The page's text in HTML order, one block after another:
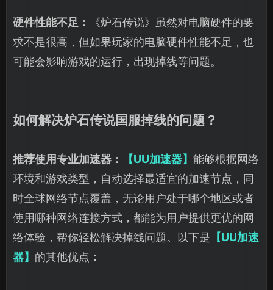
硬件性能不足：
《炉石传说》虽然对电脑硬件的要
求不是很高，但如果玩家的电脑硬件性能不足，也
可能会影响游戏的运行，出现掉线等问题。
如何解决炉石传说国服掉线的问题？
推荐使用专业加速器： 【UU加速器】 能够根据网络
环境和游戏类型，自动选择最适宜的加速节点，同
时全球网络节点覆盖，无论用户处于哪个地区或者
使用哪种网络连接方式，都能为用户提供更优的网
络体验，帮你轻松解决掉线问题。以下是 【UU加速
器】 的其他优点：